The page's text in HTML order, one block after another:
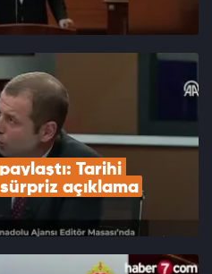
Tarihi
açıklama